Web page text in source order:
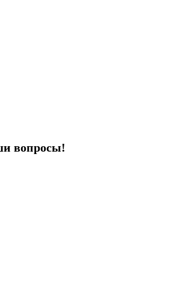
вопросы!